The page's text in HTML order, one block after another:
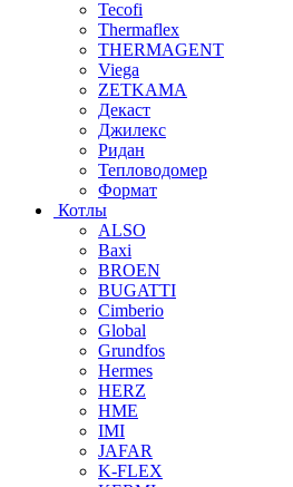
Tecofi
Thermaflex
THERMAGENT
Viega
ZETKAMA
Декаст
Джилекс
Ридан
Тепловодомер
Формат
Котлы
ALSO
Baxi
BROEN
BUGATTI
Cimberio
Global
Grundfos
Hermes
HERZ
HME
IMI
JAFAR
K-FLEX